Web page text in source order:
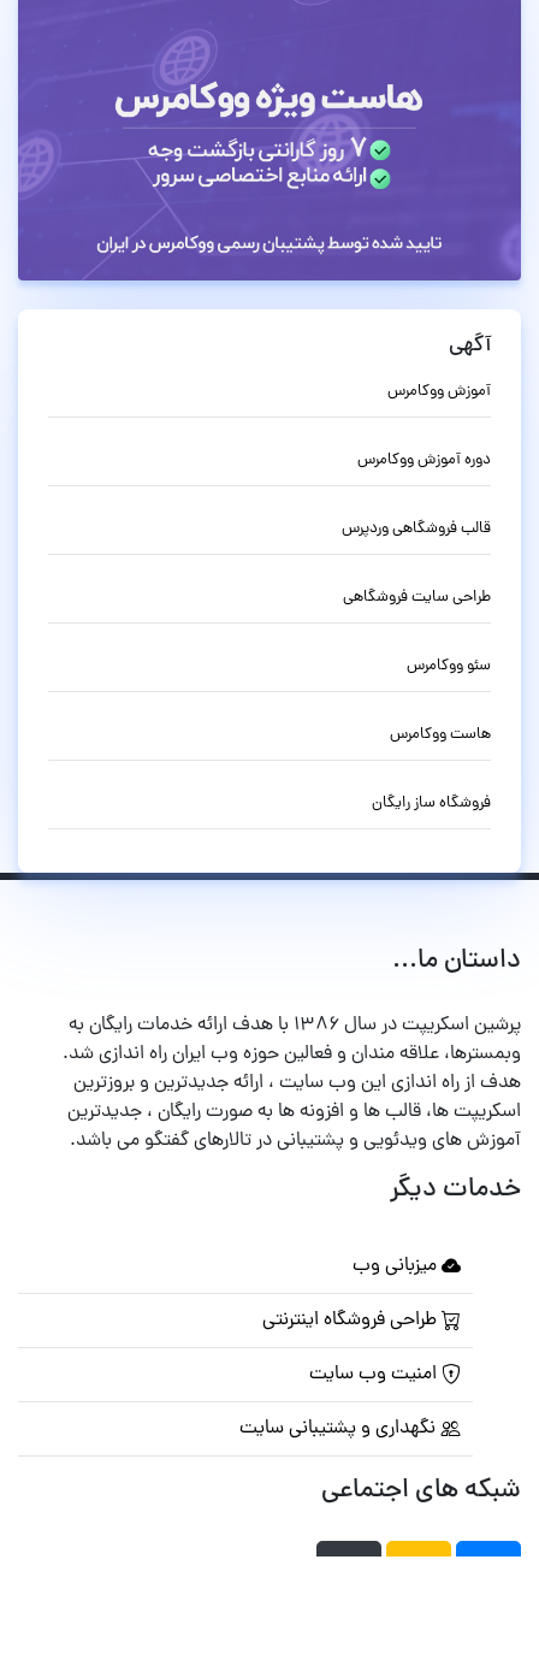
آگهی
آموزش ووکامرس
دوره آموزش ووکامرس
قالب فروشگاهی وردپرس
طراحی سایت فروشگاهی
سئو ووکامرس
هاست ووکامرس
فروشگاه ساز رایگان
داستان ما...
پرشین اسکریپت در سال ۱۳۸۶ با هدف ارائه خدمات رایگان به
وبمسترها، علاقه مندان و فعالین حوزه وب ایران راه اندازی شد.
هدف از راه اندازی این وب سایت ، ارائه جدیدترین و بروزترین
اسکریپت ها، قالب ها و افزونه ها به صورت رایگان ، جدیدترین
آموزش های ویدئویی و پشتیبانی در تالارهای گفتگو می باشد.
خدمات دیگر
میزبانی وب
طراحی فروشگاه اینترنتی
امنیت وب سایت
نگهداری و پشتیبانی سایت
شبکه های اجتماعی